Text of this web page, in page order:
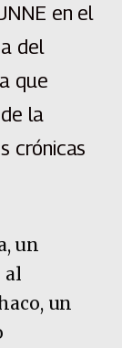
en el
del
que
la
crónicas
un
al
un